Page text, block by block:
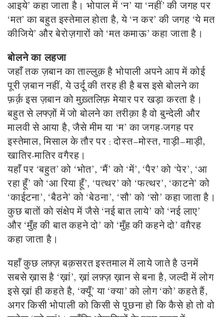
आइये’ कहा जाता है। भोपाल में ‘न’ या ‘नहीं’ की जगह पर
‘मत’ का बहुत इस्तेमाल होता है, ये ‘न कर’ की जगह ‘ये मत
कीजिये’ और बेरोज़गारों को ‘मत कमाऊ’ कहा जाता है।
बोलने का लहजा
जहाँ तक ज़बान का ताल्लुक़ है भोपाली अपने आप में कोई
पूरी ज़बान नहीं, ये उर्दू की तरह ही है बस इसे बोलने का
फ़र्क़ इस ज़बान को मुख़्तलिफ़ मेयार पर खड़ा करता है।
बहुत से लफ्ज़ों में जो बोलने का तरीक़ा है वो बुन्देली और
मालवी से आया है, जैसे मीम या ‘म’ का जगह-जगह पर
इस्तेमाल, मिसाल के तौर पर : दोस्त–मोस्त, गाड़ी–माड़ी,
खातिर-मातिर वगैरह।
यहाँ पर ‘बहुत’ को ‘भोत’, ‘मैं’ को ‘में’, ‘पैर’ को ‘पेर’, ‘आ
रहा हूँ’ को ‘आ रिया हूँ’, ‘पत्थर’ को ‘फत्थर’, ‘काटने’ को
‘काईटना’, ‘बैठने’ को ‘बेठना’, ‘सौ’ को ‘सो’ कहा जाता है।
कुछ बातों को संक्षेप में जैसे ‘नई बात लाये’ को ‘नई लाए’
और ‘मुँह की बात कहने दो’ को ‘मुँह की कहने दो’ वग़ैरह
कहा जाता है।
यहाँ कुछ लफ़्ज़ बक़सरत इस्तमाल में लाये जाते है उनमें
सबसे ख़ास है ‘ख़ां’, ख़ां लफ़्ज़ ख़ान से बना है, जल्दी में लोग
इसे ख़ां ही कहते है, ‘क्यूँ’ या ‘क्या’ को लोग ‘को’ कहते हैं,
अगर किसी भोपाली को किसी से पूछना हो कि कैसे हो तो वो